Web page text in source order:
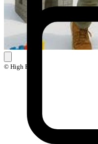
© High Five